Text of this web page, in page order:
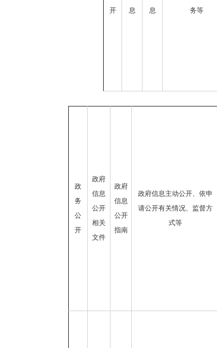
开
息
息
务等
政
务
公
开
政府
信息
公开
相关
文件
政府
信息
公开
指南
政府信息主动公开、依申
请公开有关情况、监督方
式等